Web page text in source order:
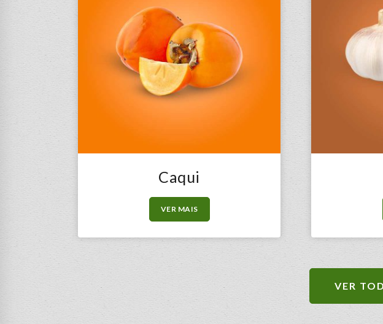
Caqui
VER MAIS
VER